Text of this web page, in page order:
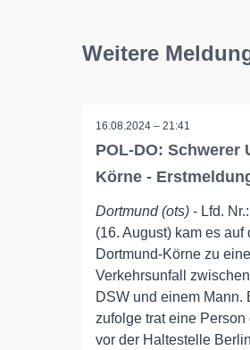
Weitere
16.08.2024 – 21:41
POL-DO: Schwerer
Körne -
Dortmund (ots) - Lfd.
(16. August) kam es
Dortmund-Körne zu
Verkehrsunfall
DSW und einem Mann.
zufolge trat eine
vor der Haltestelle